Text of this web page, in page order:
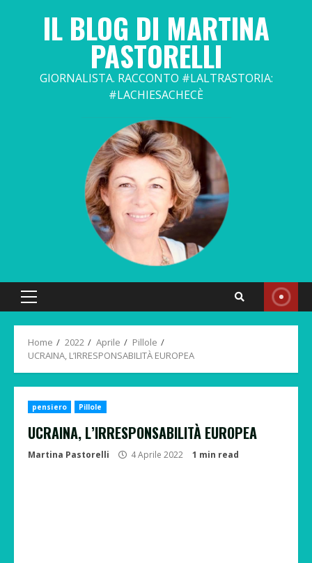
IL BLOG DI MARTINA
PASTORELLI
GIORNALISTA. RACCONTO #LALTRASTORIA:
#LACHIESACHECÈ
Primary
Home 2022 Aprile
Pillole
UCRAINA, L’IRRESPONSABILITÀ EUROPEA
pensiero Pillole
UCRAINA, L’IRRESPONSABILITÀ EUROPEA
Martina Pastorelli 4 Aprile 2022 1 min read